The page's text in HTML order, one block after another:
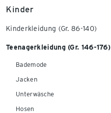
Kinder
Kinderkleidung (Gr. 86-140)
Teenagerkleidung (Gr. 146-176)
Bademode
Jacken
Unterwäsche
Hosen